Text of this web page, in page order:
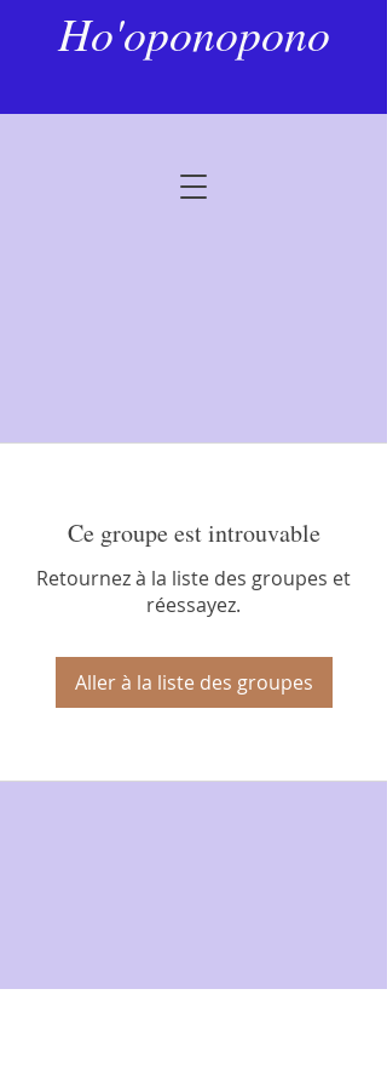
Ho'oponopono
Ce groupe est introuvable
Retournez à la liste des groupes et
réessayez.
Aller à la liste des groupes